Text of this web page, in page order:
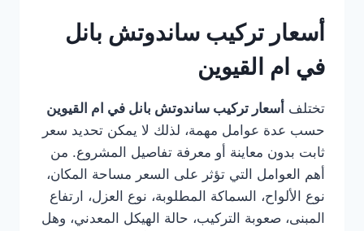
أسعار تركيب ساندوتش بانل
في ام القيوين
تختلف أسعار تركيب ساندوتش بانل في ام القيوين
حسب عدة عوامل مهمة، لذلك لا يمكن تحديد سعر
ثابت بدون معاينة أو معرفة تفاصيل المشروع. من
أهم العوامل التي تؤثر على السعر مساحة المكان،
نوع الألواح، السماكة المطلوبة، نوع العزل، ارتفاع
المبنى، صعوبة التركيب، حالة الهيكل المعدني، وهل